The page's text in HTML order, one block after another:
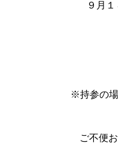
９月
※持参の
ご不便